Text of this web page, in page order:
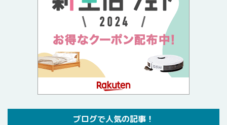
ブログで人気の記事！